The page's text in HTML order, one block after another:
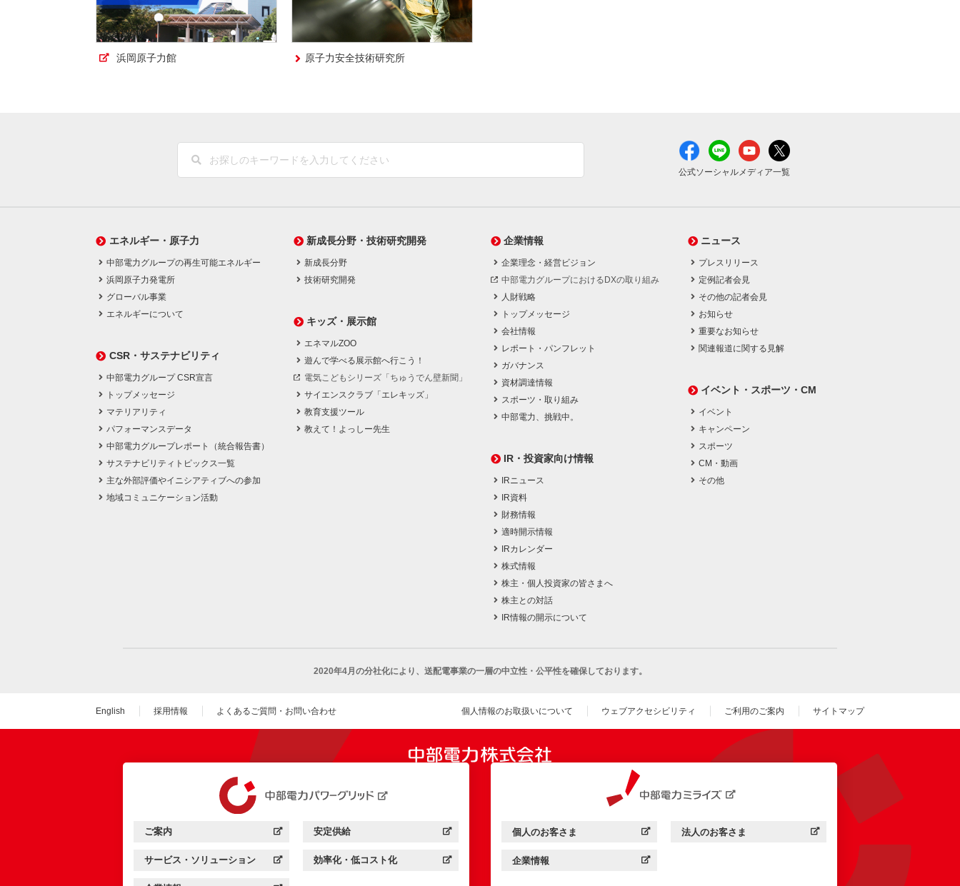
浜岡原子力館
原子力安全技術研究所
公式ソーシャルメディア一覧
エネルギー・原子力
中部電力グループの再生可能エネルギー
浜岡原子力発電所
グローバル事業
エネルギーについて
CSR・サステナビリティ
中部電力グループ CSR宣言
トップメッセージ
マテリアリティ
パフォーマンスデータ
中部電力グループレポート（統合報告書）
サステナビリティトピックス一覧
主な外部評価やイニシアティブへの参加
地域コミュニケーション活動
新成長分野・技術研究開発
新成長分野
技術研究開発
キッズ・展示館
エネマルZOO
遊んで学べる展示館へ行こう！
電気こどもシリーズ「ちゅうでん壁新聞」
サイエンスクラブ「エレキッズ」
教育支援ツール
教えて！よっしー先生
企業情報
企業理念・経営ビジョン
中部電力グループにおけるDXの取り組み
人財戦略
トップメッセージ
会社情報
レポート・パンフレット
ガバナンス
資材調達情報
スポーツ・取り組み
中部電力、挑戦中。
IR・投資家向け情報
IRニュース
IR資料
財務情報
適時開示情報
IRカレンダー
株式情報
株主・個人投資家の皆さまへ
株主との対話
IR情報の開示について
ニュース
プレスリリース
定例記者会見
その他の記者会見
お知らせ
重要なお知らせ
関連報道に関する見解
イベント・スポーツ・CM
イベント
キャンペーン
スポーツ
CM・動画
その他
2020年4月の分社化により、 送配電事業の一層の中立性・公平性を確保しております。
English 採用情報 よくあるご質問・お問い合わせ 個人情報のお取扱いについて ウェブアクセシビリティ ご利用のご案内 サイトマップ
中部電力パワーグリッド：
ご案内
（新しいウィンドウを開きます） 中部電力パワーグリッド：
安定供給
（新しいウィンドウを開きます）
中部電力パワーグリッド：
サービス・ソリューション
（新しいウィンドウを開きます） 中部電力パワーグリッド：
効率化・低コスト化
（新しいウィンドウを開きます）
中部電力ミライズ：
個人のお客さま
（新しいウィンドウを開きます） 中部電力ミライズ：
法人のお客さま
（新しいウィンドウを開きます）
中部電力ミライズ：
企業情報
（新しいウィンドウを開きます）